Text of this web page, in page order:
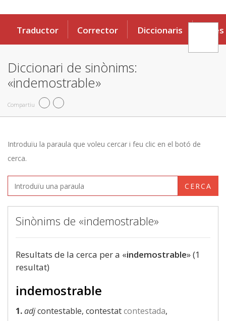
Traductor Corrector Diccionaris Eines
Diccionari de sinònims:
«indemostrable»
Compartiu
Introduïu la paraula que voleu cercar i feu clic en el botó de
cerca.
CERCA
Sinònims de «indemostrable»
Resultats de la cerca per a «indemostrable» (1
resultat)
indemostrable
1.adjcontestable, contestatcontestada,